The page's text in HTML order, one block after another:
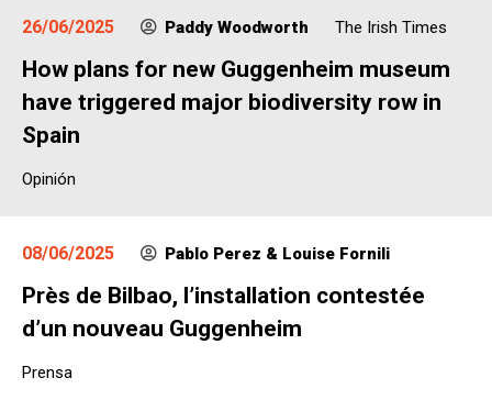
26/06/2025 Paddy Woodworth The Irish Times
How plans for new Guggenheim museum
have triggered major biodiversity row in
Spain
Opinión
08/06/2025 Pablo Perez & Louise Fornili
Près de Bilbao, l’installation contestée
d’un nouveau Guggenheim
Prensa